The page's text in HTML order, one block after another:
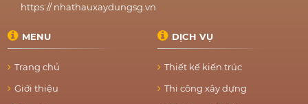
https:// nhathauxaydungsg.vn
MENU
Trang chủ
Giới thiệu
DỊCH VỤ
Thiết kế kiến trúc
Thi công xây dựng